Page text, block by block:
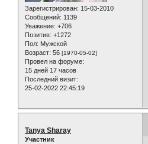
Зарегистрирован: 15-03-2010
Сообщений: 1139
Уважение: +706
Позитив: +1272
Пол: Мужской
Возраст: 56 [1970-05-02]
Провел на форуме:
15 дней 17 часов
Последний визит:
25-02-2022 22:45:19
Tanya Sharay
Участник